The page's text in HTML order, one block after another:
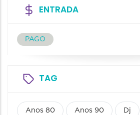
ENTRADA
PAGO
TAG
Anos 80 Anos 90 Dj